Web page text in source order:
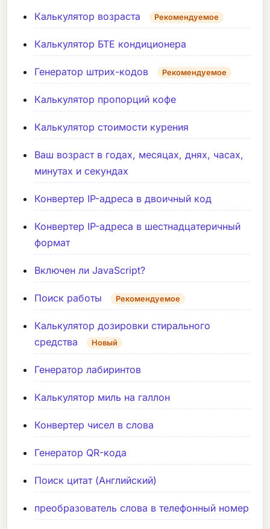
Калькулятор возраста Рекомендуемое
Калькулятор БТЕ кондиционера
Генератор штрих-кодов Рекомендуемое
Калькулятор пропорций кофе
Калькулятор стоимости курения
Ваш возраст в годах, месяцах, днях, часах,
минутах и секундах
Конвертер IP-адреса в двоичный код
Конвертер IP-адреса в шестнадцатеричный
формат
Включен ли JavaScript?
Поиск работы Рекомендуемое
Калькулятор дозировки стирального
средства
Новый
Генератор лабиринтов
Калькулятор миль на галлон
Конвертер чисел в слова
Генератор QR-кода
Поиск цитат (Английский)
преобразователь слова в телефонный номер